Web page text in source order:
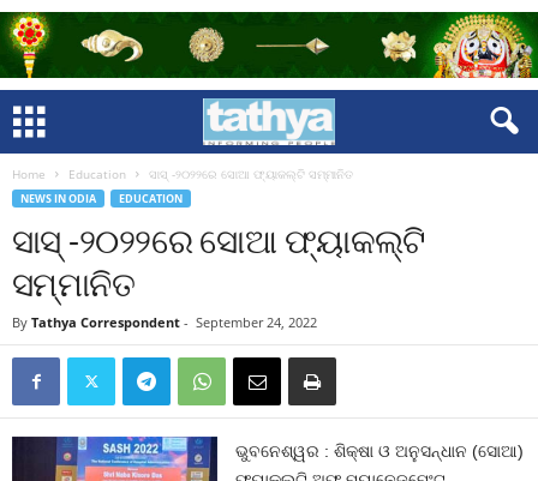
Home Education ସାସ୍ -୨୦୨୨ରେ ସୋଆ ଫ୍ୟାକଲ୍ଟି ସମ୍ମାନିତ
NEWS IN ODIA EDUCATION
ସାସ୍ -୨୦୨୨ରେ ସୋଆ ଫ୍ୟାକଲ୍ଟି
ସମ୍ମାନିତ
By Tathya Correspondent - September 24, 2022
ଭୁବନେଶ୍ୱର : ଶିକ୍ଷା ଓ ଅନୁସନ୍ଧାନ (ସୋଆ)